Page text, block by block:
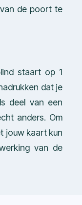
de poort te
staart op 1
dat je
deel van een
anders. Om
jouw kaart kun
van de